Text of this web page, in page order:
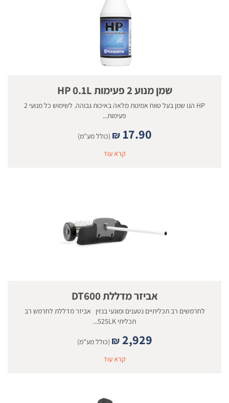
שמן מנוע 2 פעימות HP 0.1L
HP הנו שמן בעל טווח אמינות מלאה באיכות גבוהה. לשימוש כל מנועי 2
פעימות...
₪ 17.90
(כולל מע"מ)
קרא עוד
אביזר מדללת DT600
לחרמשים רב תכליתיים נטענים ומונעי בנזין אביזר מדללת לחרמש רב
תכליתי 525LK...
₪ 2,929
(כולל מע"מ)
קרא עוד